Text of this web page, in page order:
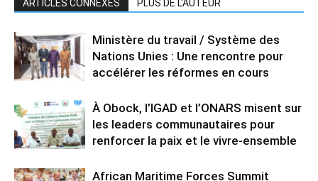
ARTICLES CONNEXES PLUS DE L'AUTEUR
Ministère du travail / Système des
Nations Unies : Une rencontre pour
accélérer les réformes en cours
À Obock, l’IGAD et l’ONARS misent sur
les leaders communautaires pour
renforcer la paix et le vivre-ensemble
African Maritime Forces Summit